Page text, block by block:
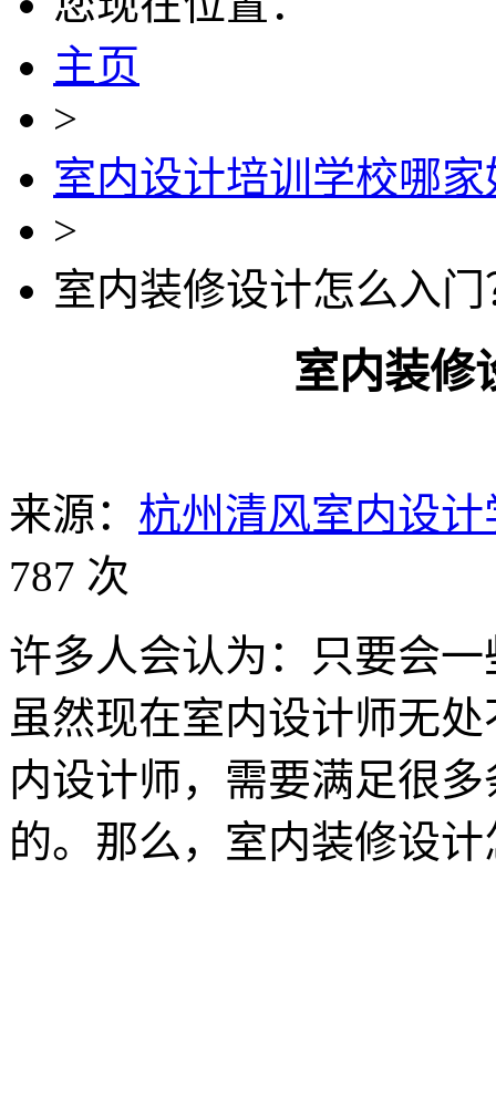
主页
>
室内设计培训学校哪家
>
室内装修设计怎么入门
室内装修
来源： 杭州清风室内设计
787 次
许多人会认为：只要会
虽然现在室内设计师无
内设计师，需要满足很
的。那么，室内装修设